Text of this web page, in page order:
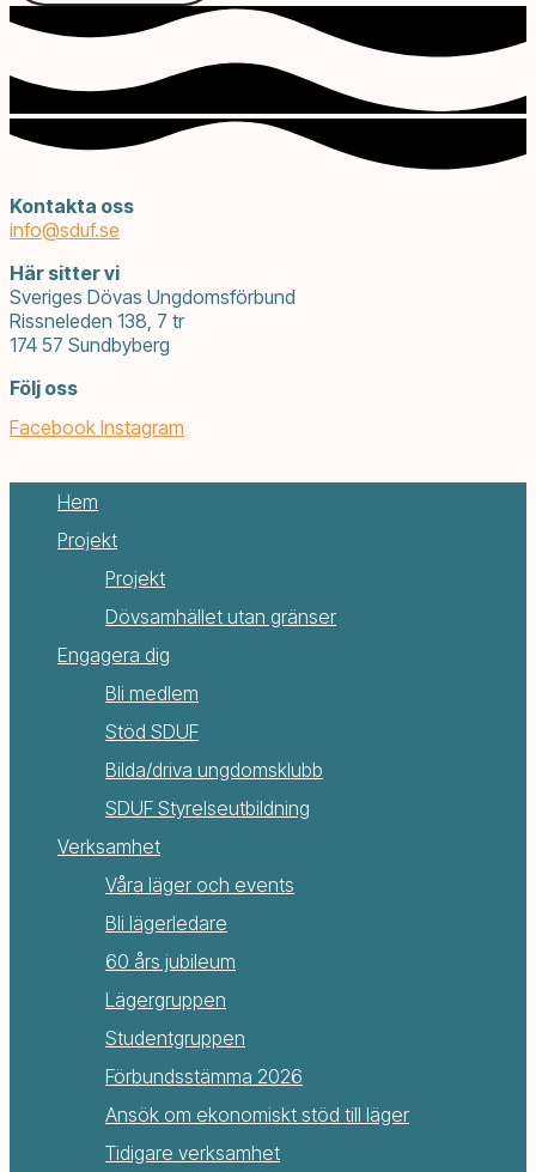
Kontakta oss
info@sduf.se
Här sitter vi
Sveriges Dövas Ungdomsförbund
Rissneleden 138, 7 tr
174 57 Sundbyberg
Följ oss
Facebook Instagram
Hem
Projekt
Projekt
Dövsamhället utan gränser
Engagera dig
Bli medlem
Stöd SDUF
Bilda/driva ungdomsklubb
SDUF Styrelseutbildning
Verksamhet
Våra läger och events
Bli lägerledare
60 års jubileum
Lägergruppen
Studentgruppen
Förbundsstämma 2026
Ansök om ekonomiskt stöd till läger
Tidigare verksamhet